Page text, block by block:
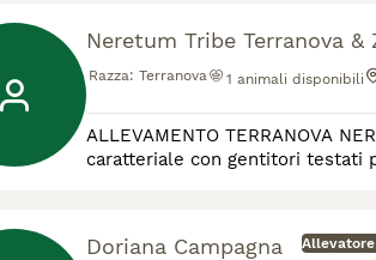
Neretum Tribe Terranova &
Razza: Terranova 1 animali disponibili
ALLEVAMENTO TERRANOVA
caratteriale con gentitori testati
Doriana Campagna